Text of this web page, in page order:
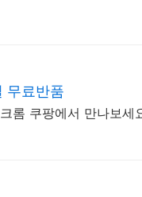
무료반품
롬 쿠팡에서 만나보